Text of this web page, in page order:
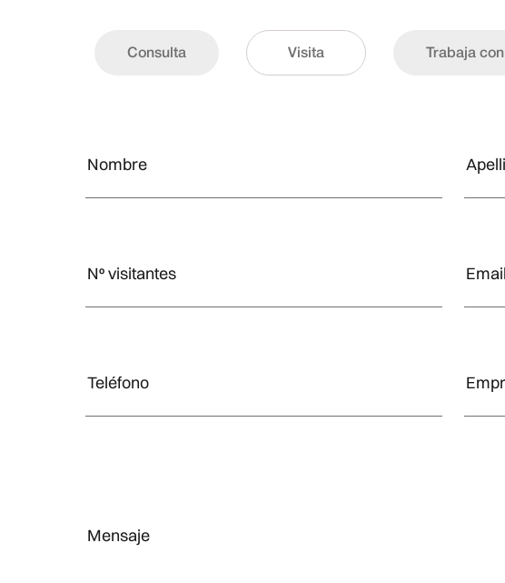
Consulta Visita Trabaja con